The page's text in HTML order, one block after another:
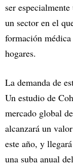
ser
un sector en el
formación médica
hogares.
La demanda de
Un estudio de
mercado global
alcanzará un
este año, y
una suba anual del